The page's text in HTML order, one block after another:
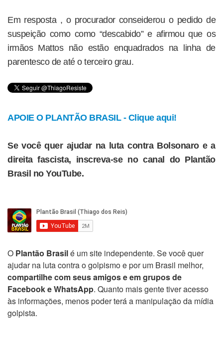
Em resposta , o procurador conseiderou o pedido de
suspeição como como “descabido” e afirmou que os
irmãos Mattos não estão enquadrados na linha de
parentesco de até o terceiro grau.
APOIE O PLANTÃO BRASIL - Clique aqui!
Se você quer ajudar na luta contra Bolsonaro e a
direita fascista, inscreva-se no canal do Plantão
Brasil no YouTube.
O Plantão Brasilé um site independente. Se você quer
ajudar na luta contra o golpismo e por um Brasil melhor,
compartilhe com seus amigos e em grupos de
Facebook e WhatsApp. Quanto mais gente tiver acesso
às informações, menos poder terá a manipulação da mídia
golpista.